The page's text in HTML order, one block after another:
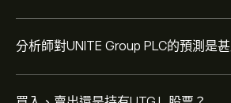
分析師對UNITE Group PLC的預測是甚